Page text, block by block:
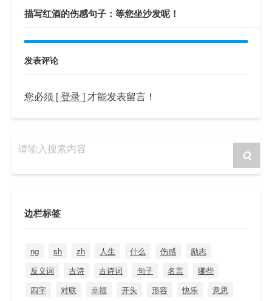
描写红酒的伤感句子：等您坐沙发呢！
发表评论
您必须 [ 登录 ] 才能发表留言！
请输入搜索内容
边栏标签
ng sh zh 人生 什么 伤感
励志
反义词
古诗 古诗词 句子 名言
哪些
四字
对联 幸福 开头 形容 快乐
意思